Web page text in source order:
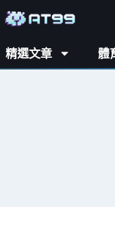
精選文章 體